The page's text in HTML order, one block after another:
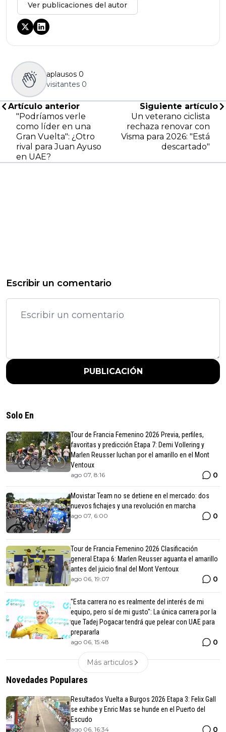
Ver publicaciones del autor
aplausos 0
visitantes 0
Artículo anterior
"Podríamos verle
como líder en una
Gran Vuelta": ¿Otro
rival para Juan Ayuso
en UAE?
Siguiente artículo
Un veterano ciclista
rechaza renovar con
Visma para 2026: "Está
descartado"
Escribir un comentario
PUBLICACIÓN
Solo En
Tour de Francia Femenino 2026 Previa, perfiles,
favoritas y predicción Etapa 7: Demi Vollering y
Marlen Reusser luchan por el amarillo en el Mont
Ventoux
ago 07, 8:16 0
Movistar Team no se detiene en el mercado: dos
nuevos fichajes y una revolución en marcha
ago 07, 6:00 0
Tour de Francia Femenino 2026 Clasificación
general Etapa 6: Marlen Reusser aguanta el amarillo
antes del juicio final del Mont Ventoux
ago 06, 19:07 0
"Esta carrera no es realmente del interés de mi
equipo, pero sí de mi gusto": La única carrera por la
que Tadej Pogacar tendrá que pelear con UAE para
prepararla
ago 06, 15:48 0
Más articulos
Novedades Populares
Resultados Vuelta a Burgos 2026 Etapa 3: Felix Gall
se exhibe y Enric Mas se hunde en el Puerto del
Escudo
ago 06, 16:34 0